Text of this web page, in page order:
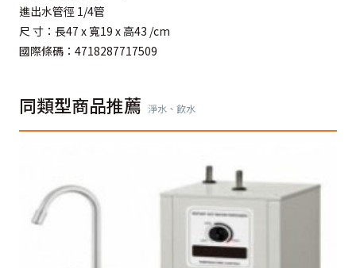
進出水管徑 1/4管
尺 寸：長47 x 寬19 x 高43 /cm
國際條碼：4718287717509
同類型商品推薦 淨水、飲水